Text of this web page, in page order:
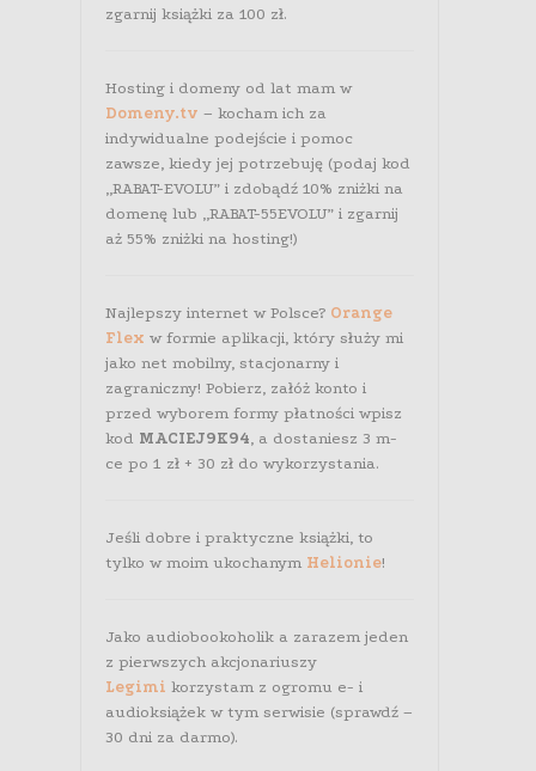
zgarnij książki za 100 zł.
Hosting i domeny od lat mam w
Domeny.tv – kocham ich za
indywidualne podejście i pomoc
zawsze, kiedy jej potrzebuję (podaj kod
„RABAT-EVOLU” i zdobądź 10% zniżki na
domenę lub „RABAT-55EVOLU” i zgarnij
aż 55% zniżki na hosting!)
Najlepszy internet w Polsce? Orange
Flex w formie aplikacji, który służy mi
jako net mobilny, stacjonarny i
zagraniczny! Pobierz, załóż konto i
przed wyborem formy płatności wpisz
kod MACIEJ9K94, a dostaniesz 3 m-
ce po 1 zł + 30 zł do wykorzystania.
Jeśli dobre i praktyczne książki, to
tylko w moim ukochanym Helionie!
Jako audiobookoholik a zarazem jeden
z pierwszych akcjonariuszy
Legimi korzystam z ogromu e- i
audioksiążek w tym serwisie (sprawdź –
30 dni za darmo).